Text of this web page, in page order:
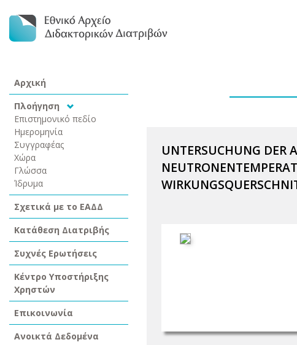
Αρχική
Πλοήγηση
Επιστημονικό πεδίο
Ημερομηνία
Συγγραφέας
Χώρα
Γλώσσα
Ίδρυμα
Σχετικά με το ΕΑΔΔ
Κατάθεση Διατριβής
Συχνές Ερωτήσεις
Κέντρο Υποστήριξης
Χρηστών
Επικοινωνία
Ανοικτά Δεδομένα
UNTERSUCHUNG DER